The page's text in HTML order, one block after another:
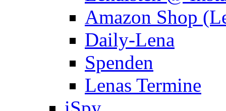
Amazon Shop
Daily-Lena
Spenden
Lenas Termine